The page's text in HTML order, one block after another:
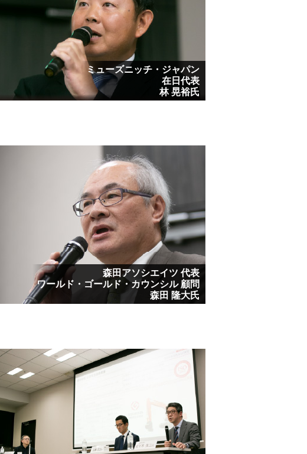
ミューズニッチ・ジャパン
在日代表
林 晃裕氏
森田アソシエイツ 代表
ワールド・ゴールド・カウンシル 顧問
森田 隆大氏